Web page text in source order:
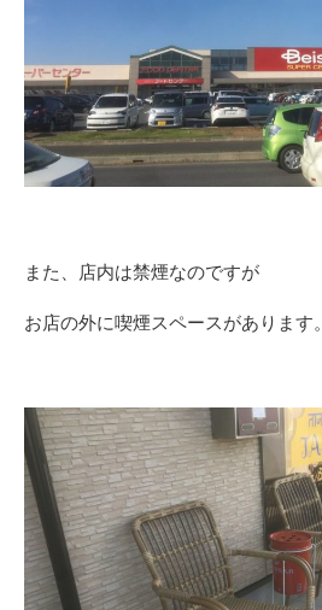
また、店内は禁煙なのですが
お店の外に喫煙スペースがあります。